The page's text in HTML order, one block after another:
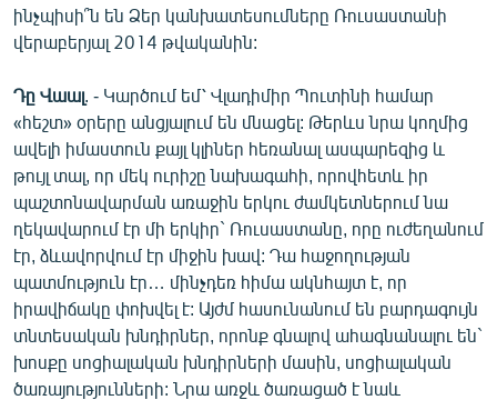
ինչպիսի՞ն են Ձեր կանխատեսումները Ռուսաստանի
վերաբերյալ 2014 թվականին:
Դը Վաալ . - Կարծում եմ՝ Վլադիմիր Պուտինի համար
«հեշտ» օրերը անցյալում են մնացել: Թերևս նրա կողմից
ավելի իմաստուն քայլ կլիներ հեռանալ ասպարեզից և
թույլ տալ, որ մեկ ուրիշը նախագահի, որովհետև իր
պաշտոնավարման առաջին երկու ժամկետներում նա
ղեկավարում էր մի երկիր` Ռուսաստանը, որը ուժեղանում
էր, ձևավորվում էր միջին խավ: Դա հաջողության
պատմություն էր… մինչդեռ հիմա ակնհայտ է, որ
իրավիճակը փոխվել է: Այժմ հասունանում են բարդագույն
տնտեսական խնդիրներ, որոնք գնալով ահագնանալու են`
խոսքը սոցիալական խնդիրների մասին, սոցիալական
ծառայությունների: Նրա առջև ծառացած է նաև